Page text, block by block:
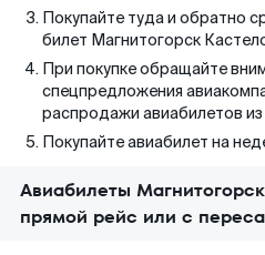
Покупайте туда и обратно
билет Магнитогорск
При покупке обращайте
спецпредложения
распродажи авиабилетов
Покупайте авиабилет на
Авиабилеты
прямой рейс или с